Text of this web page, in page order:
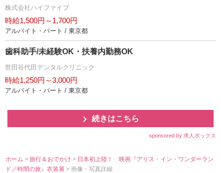
株式会社ハイファイブ
時給1,500円～1,700円
アルバイト・パート / 東京都
歯科助手/未経験OK・扶養内勤務OK
世田谷代田デンタルクリニック
時給1,250円～3,000円
アルバイト・パート / 東京都
続きはこちら
sponsored by 求人ボックス
ホーム >旅行＆おでかけ> 日本初上陸！ 映画『アリス・イン・ワンダーラン
ド／時間の旅』衣装展> 画像・写真詳細